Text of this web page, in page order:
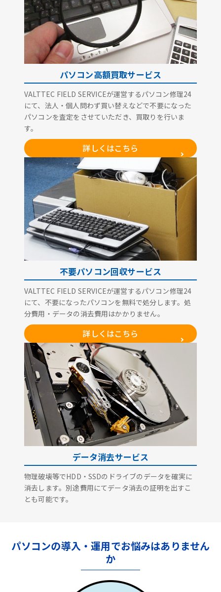
パソコン高額買取サービス
VALTTEC FIELD SERVICEが運営するパソコン修理24
にて、法人・個人問わず買い替えなどで不要になった
パソコンを査定をさせていただき、買取りを行いま
す。
詳しくはこちら
不要パソコン回収サービス
VALTTEC FIELD SERVICEが運営するパソコン修理24
にて、不要になったパソコンを無料で処分します。処
分費用・データの消去費用はかかりません。
詳しくはこちら
データ消去サービス
物理破壊等でHDD・SSDのドライブのデータを確実に
消去します。別途費用にてデータ消去の証明を出すこ
とも可能です。
パソコンの導入・運用でお悩みはありません
か